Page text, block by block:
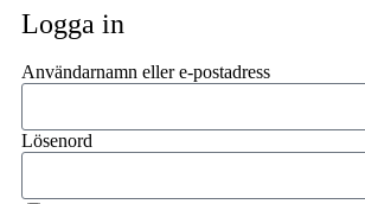
Logga in
Användarnamn eller e-postadress
Lösenord